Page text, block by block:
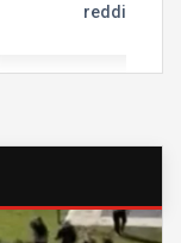
reddidir"